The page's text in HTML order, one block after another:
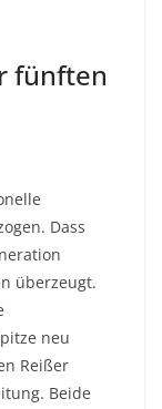
fünften
Dass
überzeugt.
neu
Reißer
Beide